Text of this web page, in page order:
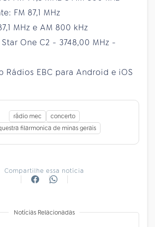
FM 87,1 MHz
MHz e AM 800 kHz
One C2 - 3748,00 MHz -
Rádios EBC para Android e iOS
rádio mec
concerto
filarmonica de minas gerais
Compartilhe essa notícia
Notícias Relacionadas